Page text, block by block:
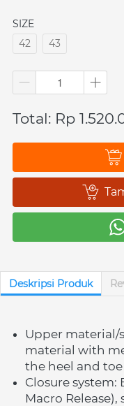
SIZE
42
43
Total: Rp
`
`
`
Deskripsi Produk
Upper material/
material with
the heel and
Closure system:
Macro